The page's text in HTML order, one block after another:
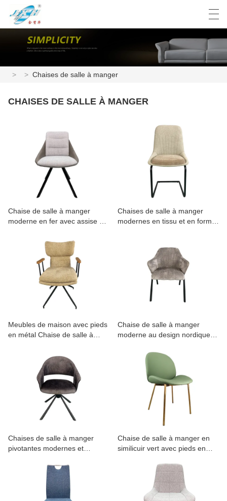
العربية Deutsch Español
> > Chaises de salle à manger
CHAISES DE SALLE À MANGER
Chaise de salle à manger
moderne en fer avec assise en
qualité supérieure – Confort
ergonomique pour la maison et
Chaises de salle à manger
modernes en tissu et en forme
Meubles de maison avec pieds
en métal Chaise de salle à
moderne avec accoudoirs
Chaise de salle à manger
moderne au design nordique
Chaises de salle à manger
pivotantes modernes et
nordique, pour restaurant,
cuisine et salle à manger
Chaise de salle à manger en
similicuir vert avec pieds en